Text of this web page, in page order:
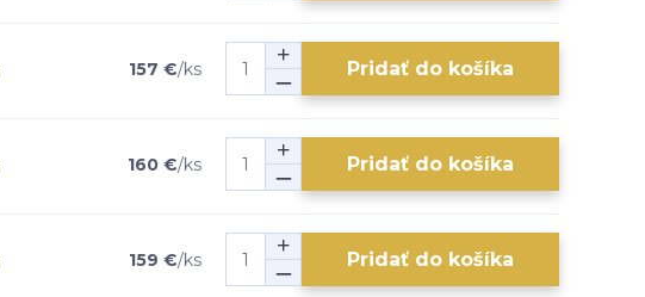
157 €/ks Pridať do košíka
160 €/ks Pridať do košíka
159 €/ks Pridať do košíka